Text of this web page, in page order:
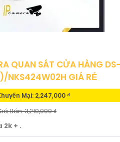
QUAN SÁT CỬA HÀNG DS-
NKS424W02H GIÁ RẺ
Mại: 2,247,000 ₫
Bán: 3,210,000 ₫
2k + .